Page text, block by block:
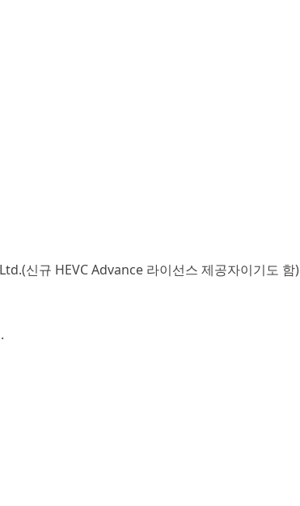
신규 HEVC Advance 라이선스 제공자이기도 함)